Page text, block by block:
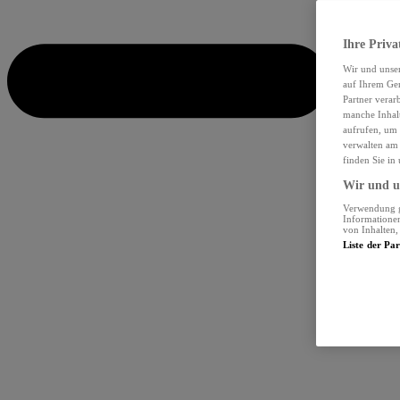
Ihre
Wir und
auf Ihrem
Partner
manche
aufrufen, um
verwalten
finden Sie in
Wir und
Verwendung
von Inhalten,
Liste der